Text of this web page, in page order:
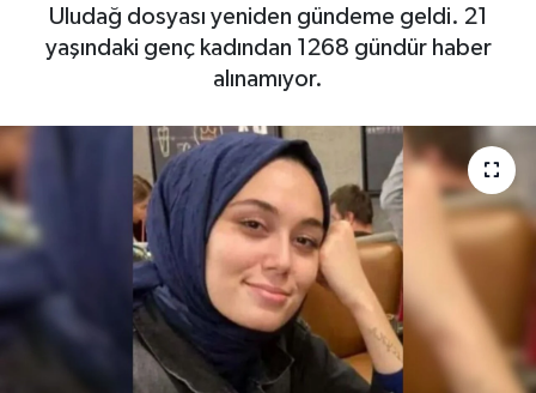
Uludağ dosyası yeniden gündeme geldi. 21
yaşındaki genç kadından 1268 gündür haber
alınamıyor.
Haberde İnsan
Magazin
Manşet Altı
Manşetler
Resmi İlan